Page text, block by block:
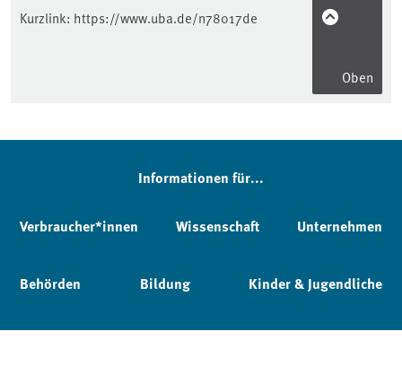
Kurzlink: https://www.uba.de/n78017de
Oben
Informationen für...
Verbraucher*innen Wissenschaft Unternehmen
Behörden Bildung Kinder & Jugendliche